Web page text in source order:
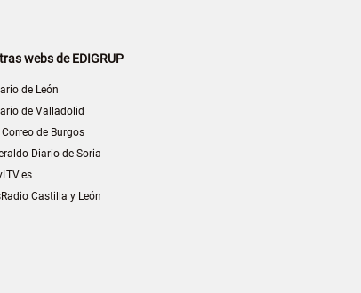
webs de EDIGRUP
de León
de Valladolid
Correo de Burgos
Diario de Soria
Castilla y León